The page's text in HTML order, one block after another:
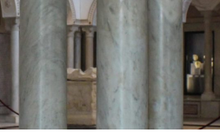
Patrimoine, Tunisie Hafside, Tunisie Ottomane